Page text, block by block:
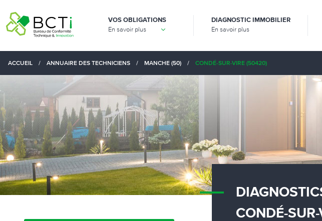
VOS OBLIGATIONS
En savoir plus
DIAGNOSTIC IMMOBILIER
En savoir plus
ACCUEIL / ANNUAIRE DES TECHNICIENS / MANCHE (50) / CONDÉ-SUR-VIRE (50420)
CONDÉ-SUR-